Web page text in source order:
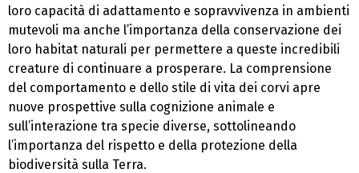
loro capacità di adattamento e sopravvivenza in ambienti
mutevoli ma anche l’importanza della conservazione dei
loro habitat naturali per permettere a queste incredibili
creature di continuare a prosperare. La comprensione
del comportamento e dello stile di vita dei corvi apre
nuove prospettive sulla cognizione animale e
sull’interazione tra specie diverse, sottolineando
l’importanza del rispetto e della protezione della
biodiversità sulla Terra.